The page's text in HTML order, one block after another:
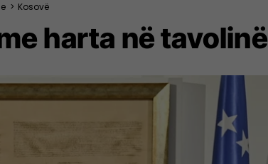
> Kosovë
harta në tavolinë